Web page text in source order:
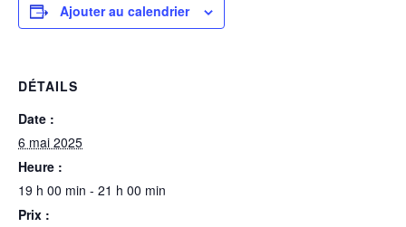
Ajouter au calendrier
DÉTAILS
Date :
6 mai 2025
Heure :
19 h 00 min - 21 h 00 min
Prix :